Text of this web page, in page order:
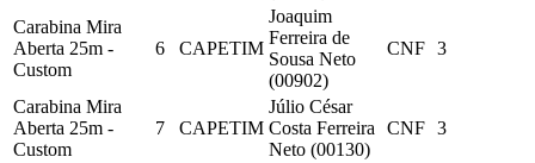
Carabina Mira
Aberta 25m -
Custom
6 CAPETIM
Joaquim
Ferreira de
Sousa Neto
(00902)
CNF 3
Carabina Mira
Aberta 25m -
Custom
7 CAPETIM
Júlio César
Costa Ferreira
Neto (00130)
CNF 3